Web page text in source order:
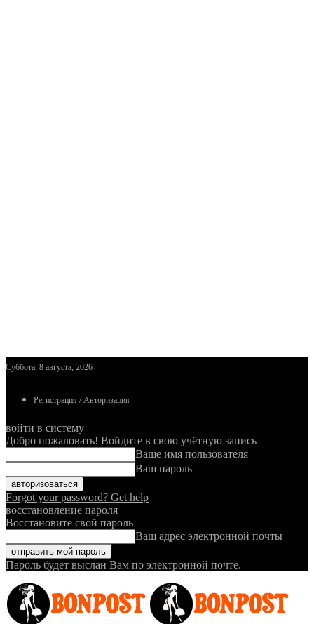
Суббота, 8 августа, 2026
Регистрация / Авторизация
войти в систему
Добро пожаловать! Войдите в свою учётную запись
Ваше имя пользователя
Ваш пароль
Forgot your password? Get help
восстановление пароля
Восстановите свой пароль
Ваш адрес электронной почты
Пароль будет выслан Вам по электронной почте.